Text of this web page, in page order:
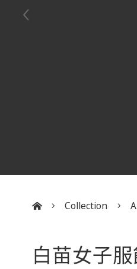
Collection
白苗女子